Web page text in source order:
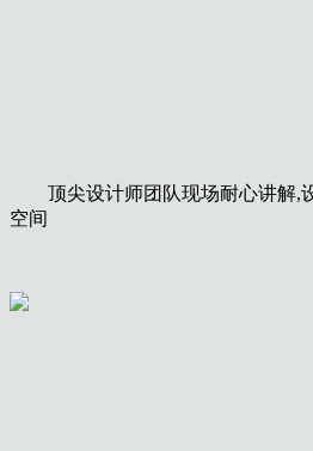
顶尖设计师团队现场耐心讲解,
空间